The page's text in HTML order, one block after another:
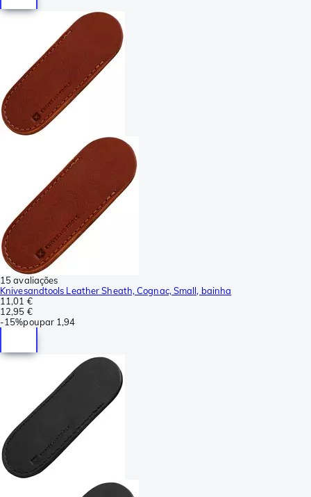
15 avaliações
Knivesandtools Leather Sheath, Cognac, Small, bainha
11,01 €
12,95 €
-15%poupar 1,94